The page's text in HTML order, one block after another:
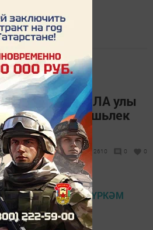
РАИФ ГАБДУЛЛА улы
55 яшьлек
- 13:44 2610 0 0